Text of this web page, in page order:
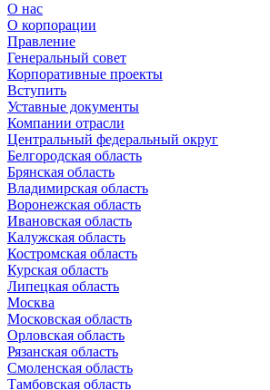
О нас
О корпорации
Правление
Генеральный совет
Корпоративные проекты
Вступить
Уставные документы
Компании отрасли
Центральный федеральный округ
Белгородская область
Брянская область
Владимирская область
Воронежская область
Ивановская область
Калужская область
Костромская область
Курская область
Липецкая область
Москва
Московская область
Орловская область
Рязанская область
Смоленская область
Тамбовская область